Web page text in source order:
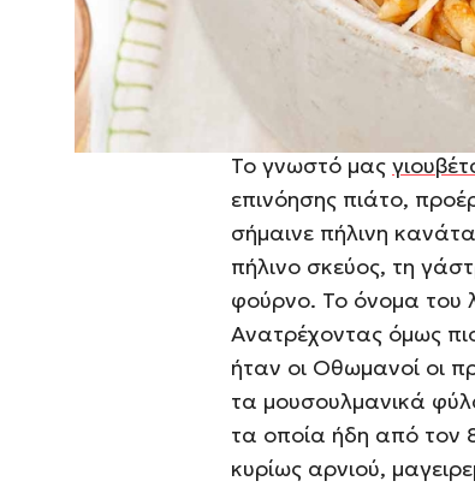
ενδιαφέρουσα
Γκιουβέτσι, ή αλλιώς
Το γνωστό μας
επινόησης πιάτο,
σήμαινε πήλινη
πήλινο σκεύος, τη
φούρνο. Το όνομα του
Ανατρέχοντας όμως
ήταν οι Οθωμανοί οι
τα μουσουλμανικά
τα οποία ήδη από τον
κυρίως αρνιού,